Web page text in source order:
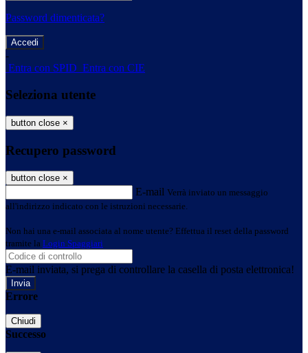
Password dimenticata?
-
Entra con SPID Entra con CIE
Seleziona utente
button close ×
Recupero password
button close ×
E-mail Verrà inviato un messaggio
all'indirizzo indicato con le istruzioni necessarie.
Non hai una e-mail associata al nome utente? Effettua il reset della password
tramite la Login Spaggiari
E-mail inviata, si prega di controllare la casella di posta elettronica!
Errore
Chiudi
Successo